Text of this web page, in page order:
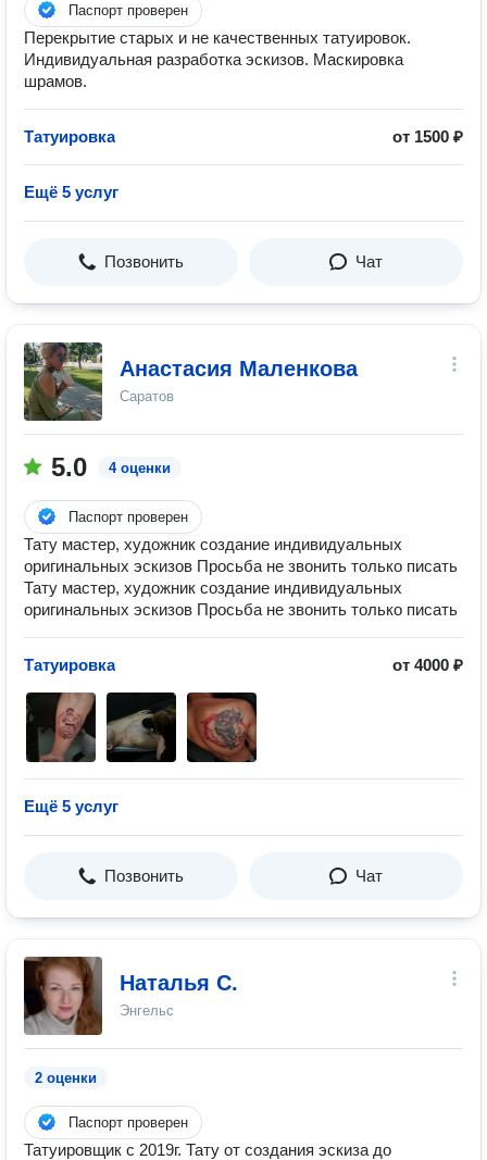
Паспорт проверен
Перекрытие старых и не качественных татуировок.
Индивидуальная разработка эскизов. Маскировка
шрамов.
Татуировка от 1500 ₽
Ещё 5 услуг
Позвонить Чат
Анастасия Маленкова
Саратов
5.0 4 оценки
Паспорт проверен
Тату мастер, художник создание индивидуальных
оригинальных эскизов Просьба не звонить только писать
Тату мастер, художник создание индивидуальных
оригинальных эскизов Просьба не звонить только писать
Татуировка от 4000 ₽
Ещё 5 услуг
Позвонить Чат
Наталья С.
Энгельс
2 оценки
Паспорт проверен
Татуировщик с 2019г. Тату от создания эскиза до